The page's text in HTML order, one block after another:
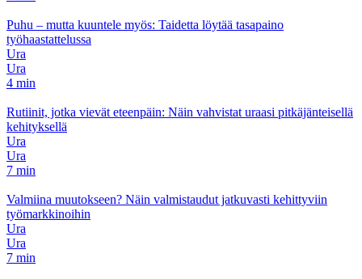
Puhu – mutta kuuntele myös: Taidetta löytää tasapaino
työhaastattelussa
Ura
Ura
4 min
Rutiinit, jotka vievät eteenpäin: Näin vahvistat uraasi pitkäjänteisellä
kehityksellä
Ura
Ura
7 min
Valmiina muutokseen? Näin valmistaudut jatkuvasti kehittyviin
työmarkkinoihin
Ura
Ura
7 min